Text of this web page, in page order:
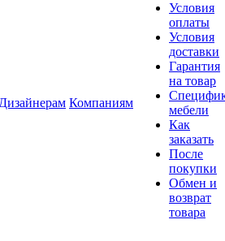
Дизайнерам Компаниям
Условия
оплаты
Условия
доставки
Гарантия
на товар
мебели
Как
заказать
После
покупки
Обмен и
возврат
товара